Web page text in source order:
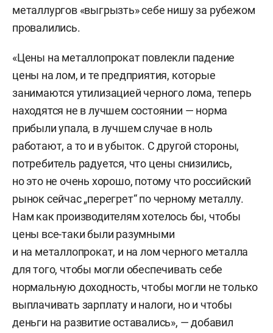
металлургов «выгрызть» себе нишу за рубежом
провалились.
«Цены на металлопрокат повлекли падение
цены на лом, и те предприятия, которые
занимаются утилизацией черного лома, теперь
находятся не в лучшем состоянии — норма
прибыли упала, в лучшем случае в ноль
работают, а то и в убыток. С другой стороны,
потребитель радуется, что цены снизились,
но это не очень хорошо, потому что российский
рынок сейчас „перегрет“ по черному металлу.
Нам как производителям хотелось бы, чтобы
цены все-таки были разумными
и на металлопрокат, и на лом черного металла
для того, чтобы могли обеспечивать себе
нормальную доходность, чтобы могли не только
выплачивать зарплату и налоги, но и чтобы
деньги на развитие оставались», — добавил